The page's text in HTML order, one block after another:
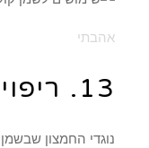
אהבתי
13. ריפוי כוויות
נוגדי החמצון